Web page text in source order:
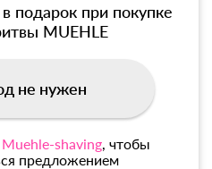
подарок при покупке
MUEHLE
не нужен
Muehle-shaving, чтобы
предложением